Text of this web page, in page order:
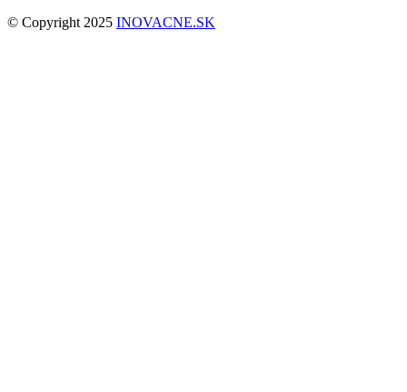
© Copyright 2025 INOVACNE.SK